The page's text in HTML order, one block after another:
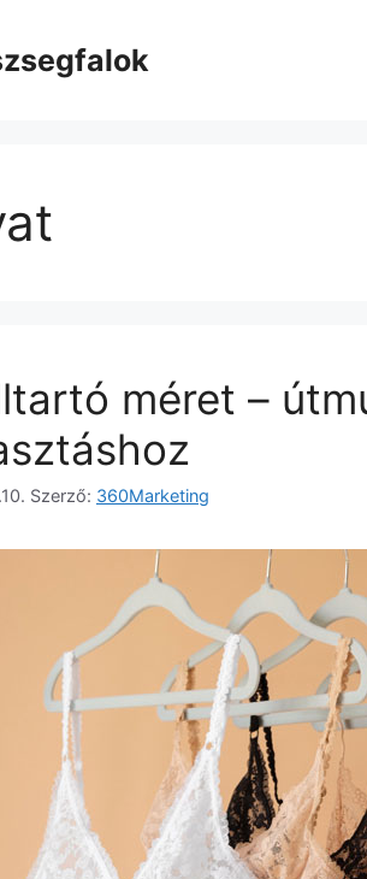
méret –
Szerző: 360Marketing